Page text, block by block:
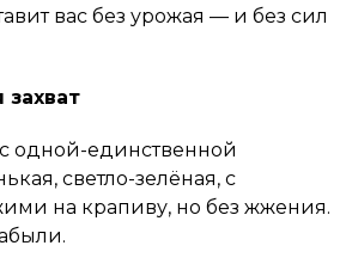
вас без урожая — и без сил
захват
одной-единственной
светло-зелёная, с
на крапиву, но без жжения.